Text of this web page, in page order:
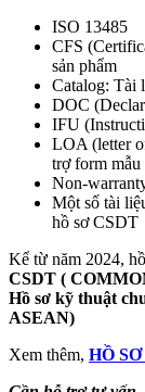
ISO 13485
CFS
sản phẩm
Catalog: Tài
DOC
IFU
LOA (letter
trợ form
Non-
Một số tài
hồ sơ CSDT
Kể từ năm 2024,
CSDT (
Hồ sơ kỹ thuật
ASEAN)
Xem thêm, HỒ